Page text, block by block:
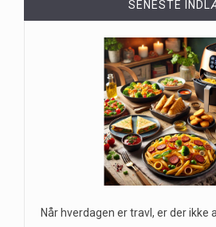
SENESTE
Når hverdagen er travl, er der ikke